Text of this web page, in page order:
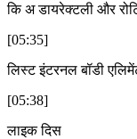
कि अ डायरेक्टली और
[05:35]
लिस्ट इंटरनल बॉडी
[05:38]
लाइक दिस